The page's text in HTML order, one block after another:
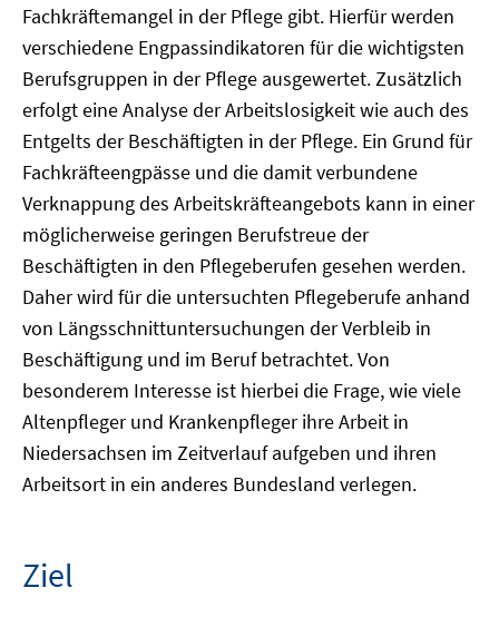
Fachkräftemangel in der Pflege gibt. Hierfür werden
verschiedene Engpassindikatoren für die wichtigsten
Berufsgruppen in der Pflege ausgewertet. Zusätzlich
erfolgt eine Analyse der Arbeitslosigkeit wie auch des
Entgelts der Beschäftigten in der Pflege. Ein Grund für
Fachkräfteengpässe und die damit verbundene
Verknappung des Arbeitskräfteangebots kann in einer
möglicherweise geringen Berufstreue der
Beschäftigten in den Pflegeberufen gesehen werden.
Daher wird für die untersuchten Pflegeberufe anhand
von Längsschnittuntersuchungen der Verbleib in
Beschäftigung und im Beruf betrachtet. Von
besonderem Interesse ist hierbei die Frage, wie viele
Altenpfleger und Krankenpfleger ihre Arbeit in
Niedersachsen im Zeitverlauf aufgeben und ihren
Arbeitsort in ein anderes Bundesland verlegen.
Ziel